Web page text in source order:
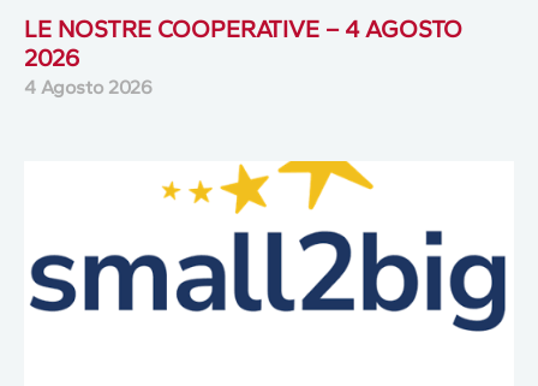
LE NOSTRE COOPERATIVE – 4 AGOSTO
2026
4 Agosto 2026